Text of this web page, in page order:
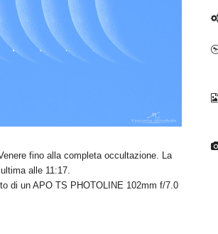
fino alla completa occultazione. La
alle 11:17.
di un APO TS PHOTOLINE 102mm f/7.0